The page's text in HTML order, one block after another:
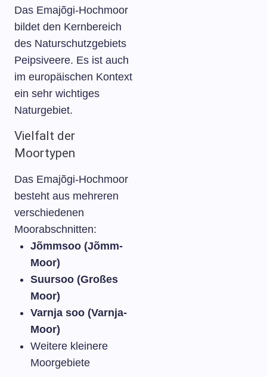
Das Emajõgi-Hochmoor
bildet den Kernbereich
des Naturschutzgebiets
Peipsiveere. Es ist auch
im europäischen Kontext
ein sehr wichtiges
Naturgebiet.
Vielfalt der
Moortypen
Das Emajõgi-Hochmoor
besteht aus mehreren
verschiedenen
Moorabschnitten:
Jõmmsoo (Jõmm-
Moor)
Suursoo (Großes
Moor)
Varnja soo (Varnja-
Moor)
Weitere kleinere
Moorgebiete